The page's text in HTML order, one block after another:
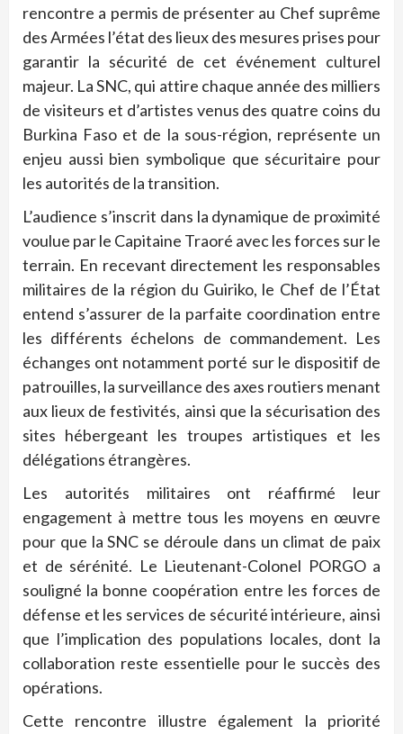
rencontre a permis de présenter au Chef suprême
des Armées l’état des lieux des mesures prises pour
garantir la sécurité de cet événement culturel
majeur. La SNC, qui attire chaque année des milliers
de visiteurs et d’artistes venus des quatre coins du
Burkina Faso et de la sous-région, représente un
enjeu aussi bien symbolique que sécuritaire pour
les autorités de la transition.
L’audience s’inscrit dans la dynamique de proximité
voulue par le Capitaine Traoré avec les forces sur le
terrain. En recevant directement les responsables
militaires de la région du Guiriko, le Chef de l’État
entend s’assurer de la parfaite coordination entre
les différents échelons de commandement. Les
échanges ont notamment porté sur le dispositif de
patrouilles, la surveillance des axes routiers menant
aux lieux de festivités, ainsi que la sécurisation des
sites hébergeant les troupes artistiques et les
délégations étrangères.
Les autorités militaires ont réaffirmé leur
engagement à mettre tous les moyens en œuvre
pour que la SNC se déroule dans un climat de paix
et de sérénité. Le Lieutenant-Colonel PORGO a
souligné la bonne coopération entre les forces de
défense et les services de sécurité intérieure, ainsi
que l’implication des populations locales, dont la
collaboration reste essentielle pour le succès des
opérations.
Cette rencontre illustre également la priorité